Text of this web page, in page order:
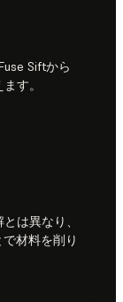
Siftから
す。
は異なり、
材料を削り